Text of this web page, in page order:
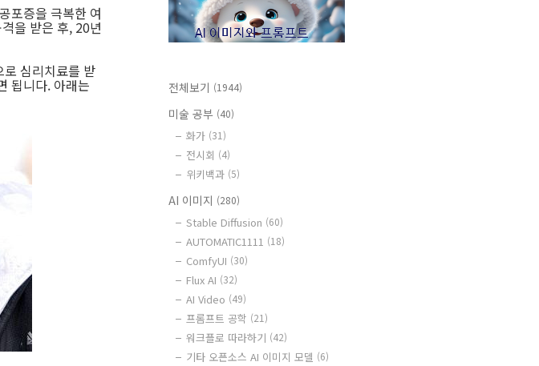
포증을 극복한 여
을 받은 후, 20년
심리치료를 받
됩니다. 아래는 전체보기 (1944)
미술 공부 (40)
화가 (31)
전시회 (4)
위키백과 (5)
AI 이미지 (280)
Stable Diffusion (60)
AUTOMATIC1111 (18)
ComfyUI (30)
Flux AI (32)
AI Video (49)
프롬프트 공학 (21)
워크플로 따라하기 (42)
기타 오픈소스 AI 이미지 모델 (6)